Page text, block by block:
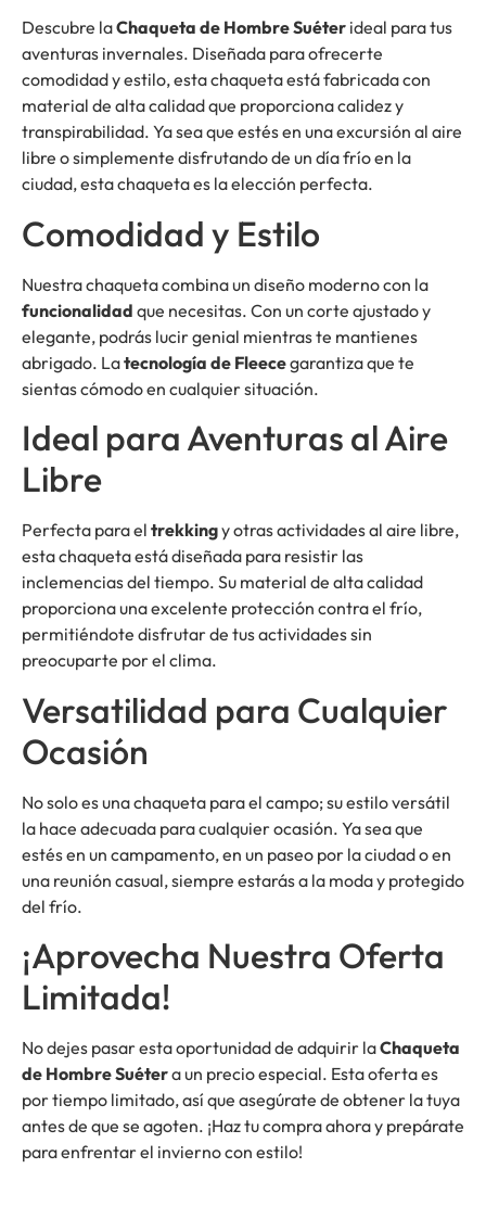
Descubre laChaqueta de Hombre Suéter ideal para tus
aventuras invernales. Diseñada para ofrecerte
comodidad y estilo, esta chaqueta está fabricada con
material de alta calidad que proporciona calidez y
transpirabilidad. Ya sea que estés en una excursión al aire
libre o simplemente disfrutando de un día frío en la
ciudad, esta chaqueta es la elección perfecta.
Comodidad y Estilo
Nuestra chaqueta combina un diseño moderno con la
funcionalidad que necesitas. Con un corte ajustado y
elegante, podrás lucir genial mientras te mantienes
abrigado. Latecnología de Fleecegarantiza que te
sientas cómodo en cualquier situación.
Ideal para Aventuras al Aire
Libre
Perfecta para el trekkingy otras actividades al aire libre,
esta chaqueta está diseñada para resistir las
inclemencias del tiempo. Su material de alta calidad
proporciona una excelente protección contra el frío,
permitiéndote disfrutar de tus actividades sin
preocuparte por el clima.
Versatilidad para Cualquier
Ocasión
No solo es una chaqueta para el campo; su estilo versátil
la hace adecuada para cualquier ocasión. Ya sea que
estés en un campamento, en un paseo por la ciudad o en
una reunión casual, siempre estarás a la moda y protegido
del frío.
¡Aprovecha Nuestra Oferta
Limitada!
No dejes pasar esta oportunidad de adquirir laChaqueta
de Hombre Suétera un precio especial. Esta oferta es
por tiempo limitado, así que asegúrate de obtener la tuya
antes de que se agoten. ¡Haz tu compra ahora y prepárate
para enfrentar el invierno con estilo!